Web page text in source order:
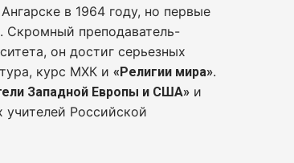
в 1964 году, но первые
Скромный преподаватель-
он достиг серьезных
курс МХК и«Религии мира».
Западной Европы и США» и
учителей Российской